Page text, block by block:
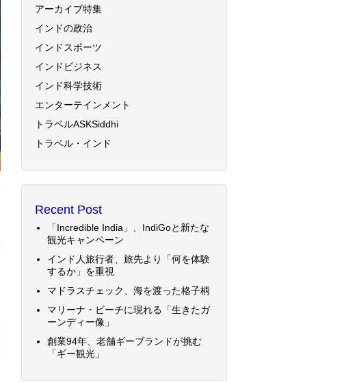
アーカイブ特集
インドの政治
インドスポーツ
インドビジネス
インド科学技術
エンターテインメント
トラベルASKSiddhi
トラベル・インド
Recent Post
「Incredible India」、IndiGoと新たな
観光キャンペーン
インド人旅行者、旅先より「何を体験
するか」を重視
マドラスチェック、海を渡った格子柄
マリーナ・ビーチに現れる「生きたガ
ーンディー像」
創業94年、老舗ギーブランドが挑む
「ギー観光」